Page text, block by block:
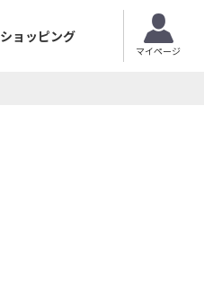
ショッピング
マイページ